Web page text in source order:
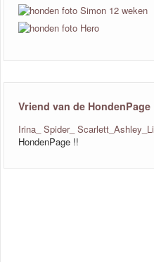
Vriend van de HondenPage
Irina_ Spider_
HondenPage !!